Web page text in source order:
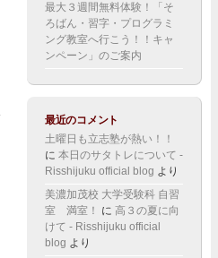
最大３週間無料体験！「そ
ろばん・習字・プログラミ
ング教室へ行こう！！キャ
ンペーン」のご案内
最近のコメント
土曜日も立志塾が熱い！！
に 本日のサタトレについて -
Risshijuku official blog より
美濃加茂校 大学受験科 自習
室 満室！
に 高３の夏に向
けて - Risshijuku official
blog より